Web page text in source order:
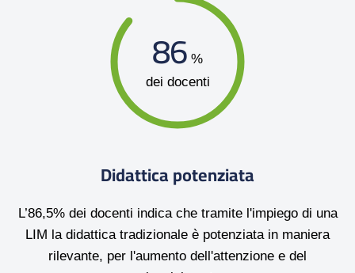
86 %
dei docenti
Didattica potenziata
L’86,5% dei docenti indica che tramite l'impiego di una
LIM la didattica tradizionale è potenziata in maniera
rilevante, per l'aumento dell'attenzione e del